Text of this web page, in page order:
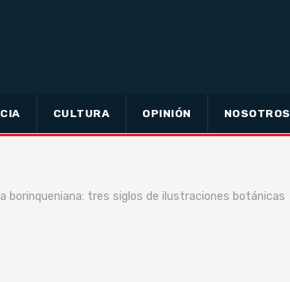
CULTURA OPINIÓN NOSOTROS
borinqueniana: tres siglos de ilustraciones botánicas